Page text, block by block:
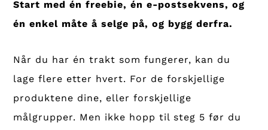
Start med én freebie, én e-postsekvens, og
én enkel måte å selge på, og bygg derfra.
Når du har én trakt som fungerer, kan du
lage flere etter hvert. For de forskjellige
produktene dine, eller forskjellige
målgrupper. Men ikke hopp til steg 5 før du